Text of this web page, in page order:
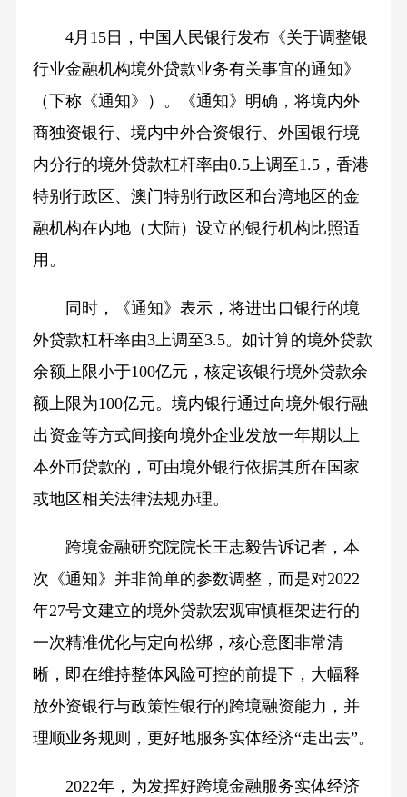
4月15日，中国人民银行发布《关于调整银
行业金融机构境外贷款业务有关事宜的通知》
（下称《通知》）。《通知》明确，将境内外
商独资银行、境内中外合资银行、外国银行境
内分行的境外贷款杠杆率由0.5上调至1.5，香港
特别行政区、澳门特别行政区和台湾地区的金
融机构在内地（大陆）设立的银行机构比照适
用。
同时，《通知》表示，将进出口银行的境
外贷款杠杆率由3上调至3.5。如计算的境外贷款
余额上限小于100亿元，核定该银行境外贷款余
额上限为100亿元。境内银行通过向境外银行融
出资金等方式间接向境外企业发放一年期以上
本外币贷款的，可由境外银行依据其所在国家
或地区相关法律法规办理。
跨境金融研究院院长王志毅告诉记者，本
次《通知》并非简单的参数调整，而是对2022
年27号文建立的境外贷款宏观审慎框架进行的
一次精准优化与定向松绑，核心意图非常清
晰，即在维持整体风险可控的前提下，大幅释
放外资银行与政策性银行的跨境融资能力，并
理顺业务规则，更好地服务实体经济“走出去”。
2022年，为发挥好跨境金融服务实体经济